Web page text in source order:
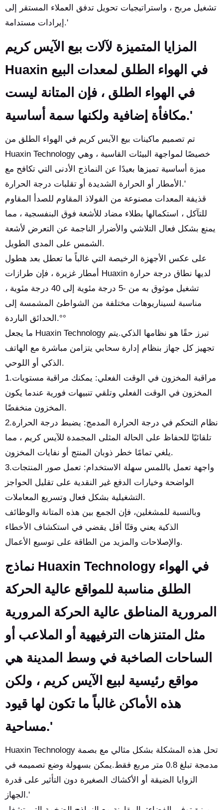
تشغيل مربح ، واستراتيجيات تحويل تدفق العملاء المستقر إلى
إيرادات مستدامة.'
المزايا المتميزة لآلات بيع الآيس كريم
Huaxin في الهواء الطلق لمعدات البيع
في الهواء الطلق ، فإن المتانة ليست
مكافأة إضافية ولكنها سمة أساسية.'
تم تصميم ماكينات بيع الآيس كريم في الهواء الطلق من
Huaxin Technology خصيصًا لمواجهة البيئات القاسية ، وهي
ميزة أساسية تميزها بعيدًا عن النماذج الأدنى التي تكافح مع
الأمطار أو الحرارة الشديدة أو تقلبات درجة الحرارة.'
قذيفة المعدات مصنوعة من الفولاذ المقاوم للصدأ المقاوم
للتآكل ، استكمالها بطلاء مضاد للأشعة فوق البنفسجية ، مما
يمنع بشكل فعال التلاشي والأضرار الناجمة عن التعرض لأشعة
الشمس على المدى الطويل.
على عكس الأجهزة الرخيصة التي غالباً ما تعطل بعد هطول
أمطار غزيرة ، فإن طرازات Huaxin لديها نطاق درجة حرارة
تشغيل موثوق به من -5 درجة مئوية إلى 40 درجة مئوية ،
مناسبة لسيناريوهات مختلفة من الشواطئ المشمسة إلى
الحدائق الباردة.°°
ما يجعل Huaxin Technology تبرز حقًا هو نظامها الذكي.يتم
تجهيز كل جهاز بنظام إدارة سحابي يتزامن مباشرة مع الهاتف
الذكي أو اللوحي.
1.مراقبة المخزون في الوقت الفعلي: يمكنك مراقبة مستويات
المخزون في الوقت الفعلي وتلقي تنبيهات فورية عندما يكون
المخزون منخفضًا.
2.نظام التحكم في درجة الحرارة المدمج: يضبط درجة الحرارة
تلقائيًا للحفاظ على الحالة المثلى المجمدة للآيس كريم ، مما
يلغي تمامًا خطر ذوبان المنتج أو نفايات المخزون.
3.واجهة تعمل باللمس سهلة الاستخدام: تعمل صور المنتجات
الواضحة وخيارات الدفع غير النقدية على تقليل الحواجز
التشغيلية بشكل فعال وتسريع المعاملات.
وبالنسبة للمشغلين، فإن الجمع بين هذه المتانة والوظائف
الذكية يعني وقتًا أقل يقضي في استكشاف الأخطاء
والإصلاحات والمزيد من الطاقة على توسيع الأعمال.
نماذج Huaxin Technology في الهواء
الطلق مناسبة للمواقع عالية الحركة
المرورية المناطق عالية الحركة المرورية
مثل المتنزهات الترفيهية أو الملاعب أو
الساحات الصاخبة في وسط المدينة هي
مواقع رئيسية لبيع الآيس كريم ، ولكن
هذه الأماكن غالباً ما تكون لها قيود
مساحية.'
Huaxin Technology تحل هذه المشكلة بشكل مثالي مع بصمة
مدمجة تبلغ 0.8 متر مربع فقط.يمكن بسهولة وضع تصميمه في
الزوايا الضيقة أو الأكشاك الصغيرة دون التأثير على قدرة
الجهاز.'